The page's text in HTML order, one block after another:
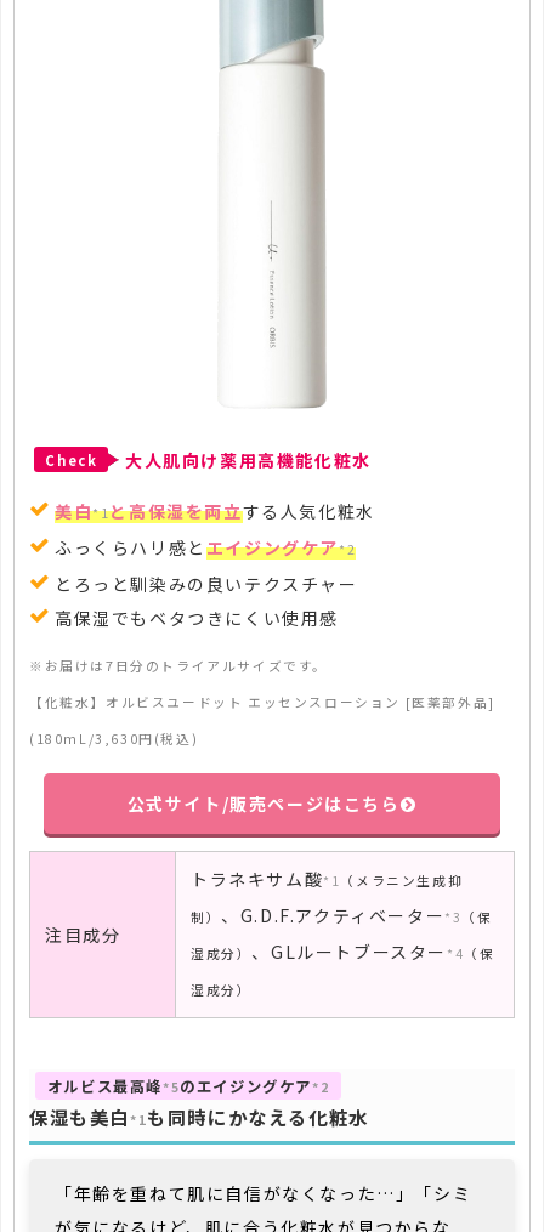
Check 大人肌向け薬用高機能化粧水
美白*1と高保湿を両立する人気化粧水
ふっくらハリ感と エイジングケア*2
とろっと馴染みの良いテクスチャー
高保湿でもベタつきにくい使用感
※お届けは7日分のトライアルサイズです。
【化粧水】オルビスユードット エッセンスローション [医薬部外品]
(180mL/3,630円(税込)
公式サイト/販売ページはこちら
注目成分
トラネキサム酸*1 （メラニン生成抑
制） 、G.D.F.アクティベーター *3 （保
湿成分） 、GLルートブースター *4 （保
湿成分）
オルビス最高峰*5のエイジングケア*2
保湿も美白 *1も同時にかなえる化粧水
「年齢を重ねて肌に自信がなくなった…」「シミ